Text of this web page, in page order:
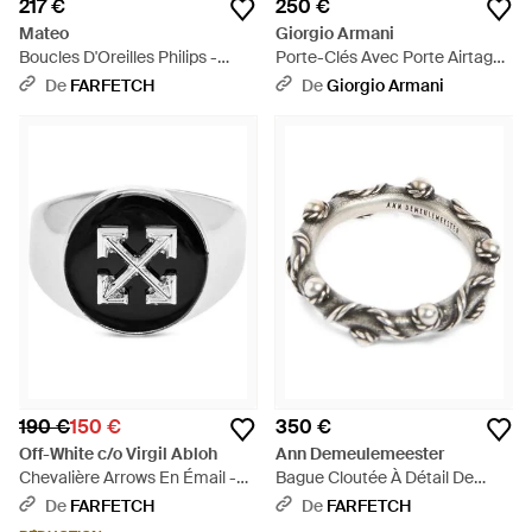
217 €
Mateo
Boucles D'Oreilles Philips -
Blanc
De FARFETCH
250 €
Giorgio Armani
Porte-Clés Avec Porte Airtag
En Cuir De Veau Grainé - Blanc
DeGiorgio Armani
190 €150 €
Off-White c/o Virgil Abloh
Chevalière Arrows En Émail -
NoirDe FARFETCH
350 €
Ann Demeulemeester
Bague Cloutée À Détail De
Corde - Métallisé
De FARFETCH